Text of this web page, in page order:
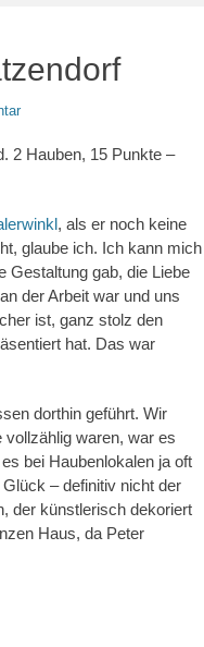
2 Hauben, 15 Punkte –
, als er noch keine
glaube ich. Ich kann mich
Gestaltung gab, die Liebe
der Arbeit war und uns
ist, ganz stolz den
hat. Das war
dorthin geführt. Wir
waren, war es
bei Haubenlokalen ja oft
– definitiv nicht der
der künstlerisch dekoriert
Haus, da Peter